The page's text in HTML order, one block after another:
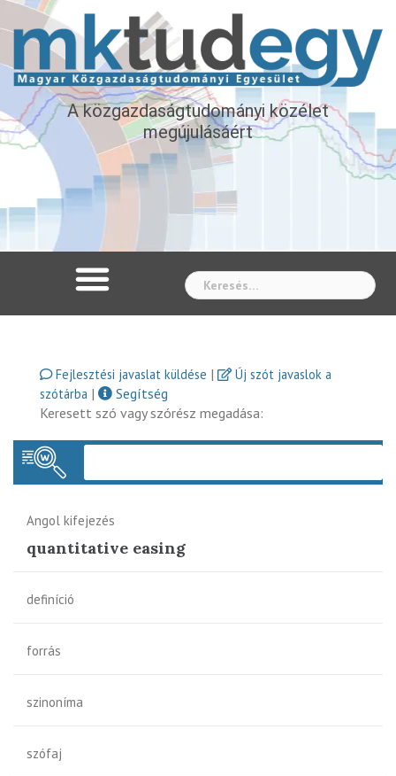
A közgazdaságtudományi közélet
megújulásáért
Fejlesztési javaslat küldése |
Új szót javaslok a
szótárba |
Segítség
Keresett szó vagy szórész megadása:
Angol kifejezés
quantitative easing
definíció
forrás
szinoníma
szófaj